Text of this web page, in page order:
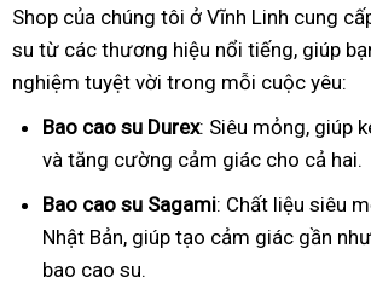
Shop của chúng tôi ở Vĩnh Linh cung
su từ các thương hiệu nổi tiếng, giúp
nghiệm tuyệt vời trong mỗi cuộc yêu:
Bao cao su Durex: Siêu mỏng, giúp
và tăng cường cảm giác cho cả hai.
Bao cao su Sagami: Chất liệu siêu
Nhật Bản, giúp tạo cảm giác gần
bao cao su.